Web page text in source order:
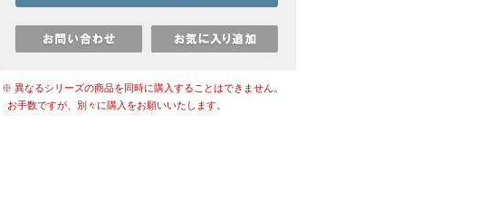
※ 異なるシリーズの商品を同時に購入することはできません。
お手数ですが、別々に購入をお願いいたします。